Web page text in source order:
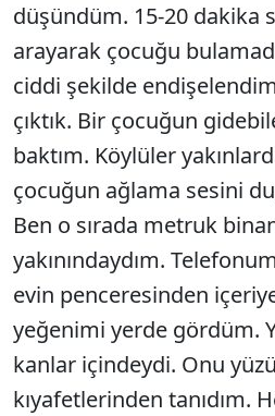
düşündüm. 15-20 dakika
arayarak çocuğu
ciddi şekilde
çıktık. Bir çocuğun
baktım. Köylüler
çocuğun ağlama sesini
Ben o sırada metruk
yakınındaydım.
evin penceresinden
yeğenimi yerde gördüm.
kanlar içindeydi. Onu
kıyafetlerinden tanıdım.